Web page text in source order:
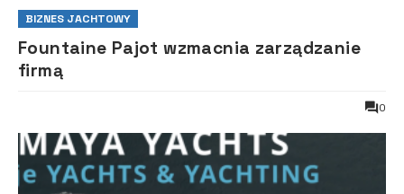
BIZNES JACHTOWY
Fountaine Pajot wzmacnia zarządzanie
firmą
0